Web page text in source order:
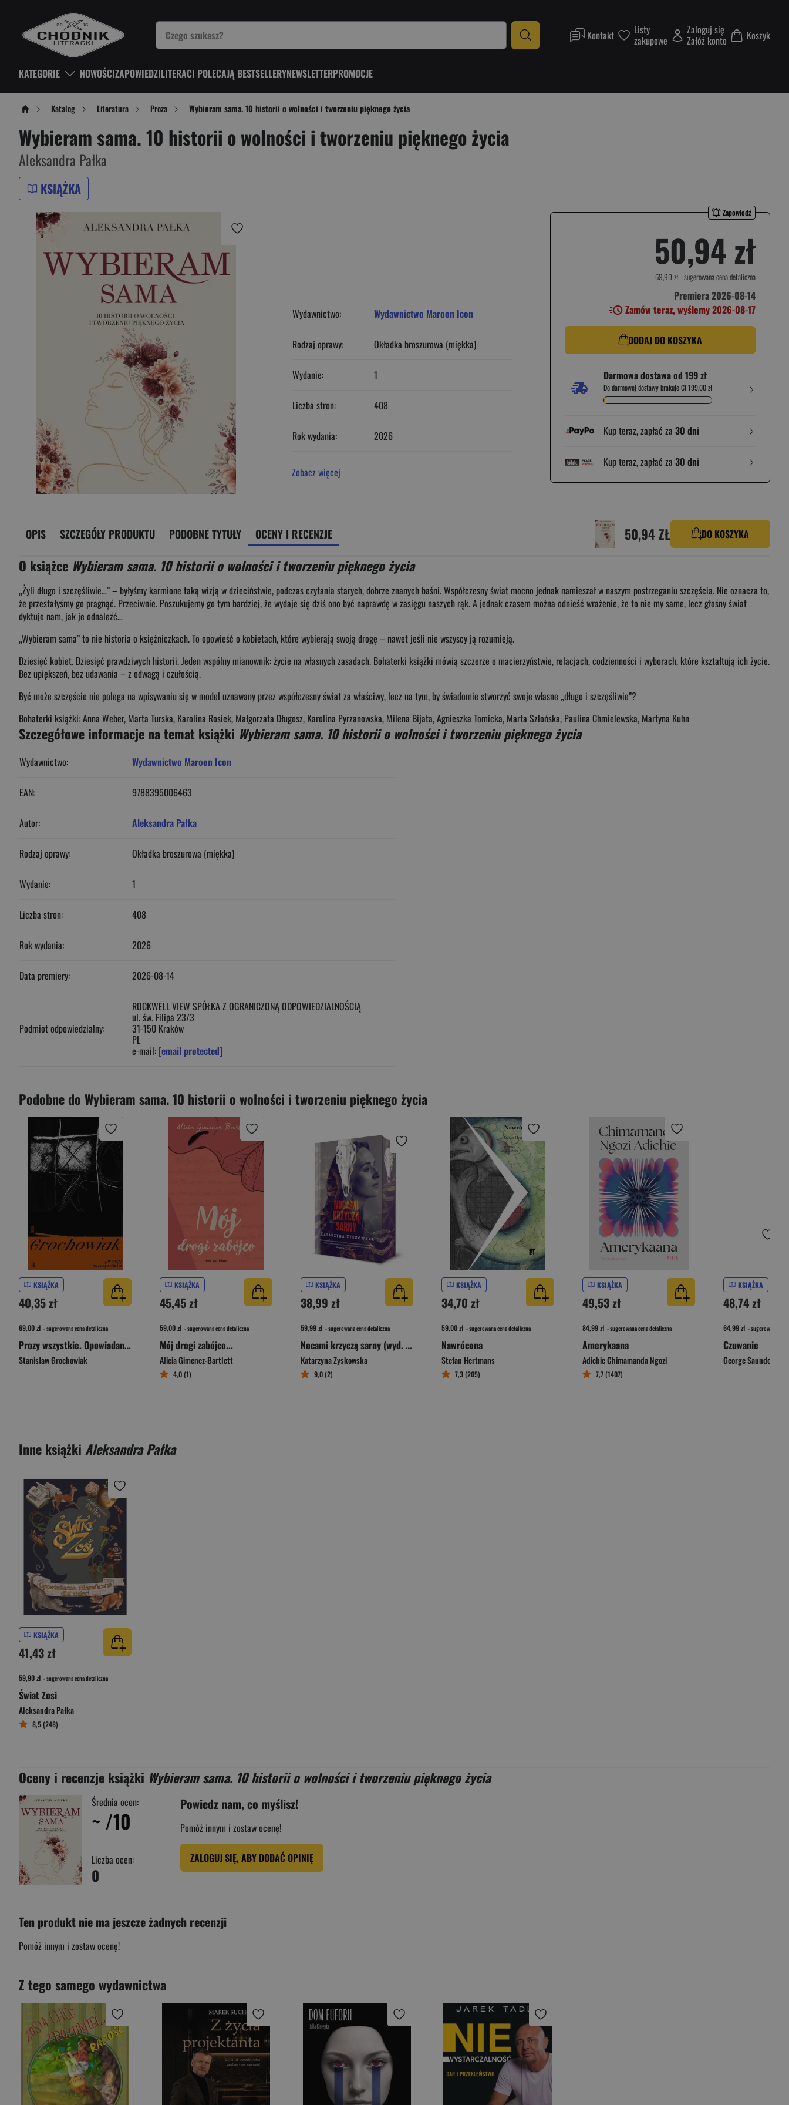
Kontakt Listy
zakupowe
Zaloguj się
Załóż konto Koszyk
KATEGORIE NOWOŚCIZAPOWIEDZILITERACI POLECAJĄ BESTSELLERYNEWSLETTERPROMOCJE
Katalog Literatura Proza Wybieram sama. 10 historii o wolności i tworzeniu pięknego życia
Wybieram sama. 10 historii o wolności i tworzeniu pięknego życia
Aleksandra Pałka
KSIĄŻKA
Zapowiedź
50,94 zł
69,90 zł- sugerowana cena detaliczna
Premiera 2026-08-14
Zamów teraz, wyślemy 2026-08-17
DODAJ DO KOSZYKA
Darmowa dostawa od 199 zł
Do darmowej dostawy brakuje Ci 199,00 zł
Kup teraz, zapłać za 30 dni
Kup teraz, zapłać za 30 dni
Wydawnictwo: Wydawnictwo Maroon Icon
Rodzaj oprawy: Okładka broszurowa (miękka)
Wydanie: 1
Liczba stron: 408
Rok wydania: 2026
Zobacz więcej
OPIS SZCZEGÓŁY PRODUKTU PODOBNE TYTUŁY OCENY I RECENZJE 50,94 ZŁ DO KOSZYKA
O książce Wybieram sama. 10 historii o wolności i tworzeniu pięknego życia
„Żyli długo i szczęśliwie…” – byłyśmy karmione taką wizją w dzieciństwie, podczas czytania starych, dobrze znanych baśni. Współczesny świat mocno jednak namieszał w naszym postrzeganiu szczęścia. Nie oznacza to,
że przestałyśmy go pragnąć. Przeciwnie. Poszukujemy go tym bardziej, że wydaje się dziś ono być naprawdę w zasięgu naszych rąk. A jednak czasem można odnieść wrażenie, że to nie my same, lecz głośny świat
dyktuje nam, jak je odnaleźć…
„Wybieram sama” to nie historia o księżniczkach. To opowieść o kobietach, które wybierają swoją drogę – nawet jeśli nie wszyscy ją rozumieją.
Dziesięć kobiet. Dziesięć prawdziwych historii. Jeden wspólny mianownik: życie na własnych zasadach. Bohaterki książki mówią szczerze o macierzyństwie, relacjach, codzienności i wyborach, które kształtują ich życie.
Bez upiększeń, bez udawania – z odwagą i czułością.
Być może szczęście nie polega na wpisywaniu się w model uznawany przez współczesny świat za właściwy, lecz na tym, by świadomie stworzyć swoje własne „długo i szczęśliwie”?
Bohaterki książki: Anna Weber, Marta Turska, Karolina Rosiek, Małgorzata Długosz, Karolina Pyrzanowska, Milena Bijata, Agnieszka Tomicka, Marta Szlońska, Paulina Chmielewska, Martyna Kuhn
Szczegółowe informacje na temat książki Wybieram sama. 10 historii o wolności i tworzeniu pięknego życia
Wydawnictwo: Wydawnictwo Maroon Icon
EAN: 9788395006463
Autor: Aleksandra Pałka
Rodzaj oprawy: Okładka broszurowa (miękka)
Wydanie: 1
Liczba stron: 408
Rok wydania: 2026
Data premiery: 2026-08-14
Podmiot odpowiedzialny:
ROCKWELL VIEW SPÓŁKA Z OGRANICZONĄ ODPOWIEDZIALNOŚCIĄ
ul. św. Filipa 23/3
31-150 Kraków
PL
e-mail: [email protected]
Podobne do Wybieram sama. 10 historii o wolności i tworzeniu pięknego życia
KSIĄŻKA
40,35 zł
69,00 zł - sugerowana cena detaliczna
Prozy wszystkie. Opowiadania, utwory rozproszone i niedrukowane
Stanisław Grochowiak
KSIĄŻKA
45,45 zł
59,00 zł - sugerowana cena detaliczna
Mój drogi zabójco...
Alicia Gimenez-Bartlett
4,0 (1)
KSIĄŻKA
38,99 zł
59,99 zł - sugerowana cena detaliczna
Nocami krzyczą sarny (wyd. 2026, barwione brzegi)
Katarzyna Zyskowska
9,0 (2)
KSIĄŻKA
34,70 zł
59,00 zł - sugerowana cena detaliczna
Nawrócona
Stefan Hertmans
7,3 (205)
KSIĄŻKA
49,53 zł
84,99 zł - sugerowana cena detaliczna
Amerykaana
Adichie Chimamanda Ngozi
7,7 (1407)
KSIĄŻKA
48,74 zł
64,99 zł - sugerowana
Czuwanie
George Saunders
Inne książki Aleksandra Pałka
KSIĄŻKA
41,43 zł
59,90 zł - sugerowana cena detaliczna
Świat Zosi
Aleksandra Pałka
8,5 (248)
Oceny i recenzje książki Wybieram sama. 10 historii o wolności i tworzeniu pięknego życia
Średnia ocen:
~ /10
Liczba ocen:
0
Powiedz nam, co myślisz!
Pomóż innym i zostaw ocenę!
ZALOGUJ SIĘ, ABY DODAĆ OPINIĘ
Ten produkt nie ma jeszcze żadnych recenzji
Pomóż innym i zostaw ocenę!
Z tego samego wydawnictwa